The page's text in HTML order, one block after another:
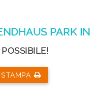
PARK IN
STAMPA